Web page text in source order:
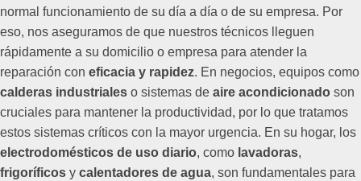
normal funcionamiento de su día a día o de su empresa. Por
eso, nos aseguramos de que nuestros técnicos lleguen
rápidamente a su domicilio o empresa para atender la
reparación con eficacia y rapidez. En negocios, equipos como
calderas industriales o sistemas de aire acondicionado son
cruciales para mantener la productividad, por lo que tratamos
estos sistemas críticos con la mayor urgencia. En su hogar, los
electrodomésticos de uso diario, como lavadoras,
frigoríficos y calentadores de agua, son fundamentales para